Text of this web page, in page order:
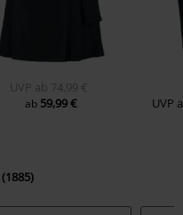
UVP ab 74,99 €
ab 59,99 € UVP